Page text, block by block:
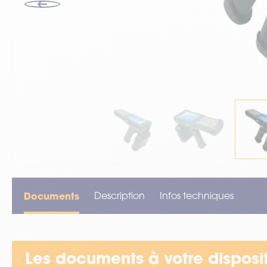
VOIR TOUT LE MATÉRIEL
Documents Description Infos techniques
Les documents à votre